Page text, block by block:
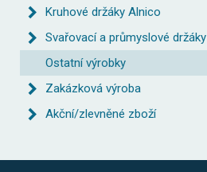
Kruhové držáky Alnico
Svařovací a průmyslové držáky
Ostatní výrobky
Zakázková výroba
Akční/zlevněné zboží